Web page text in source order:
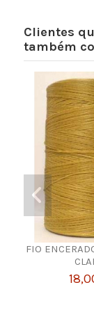
Clientes
também
FIO